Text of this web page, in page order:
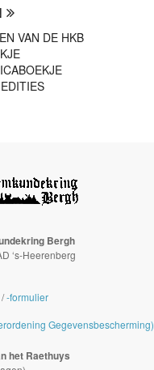
VAN DE HKB
Bergh
‘s-Heerenberg
/-formulier
Gegevensbescherming)
het Raethuys